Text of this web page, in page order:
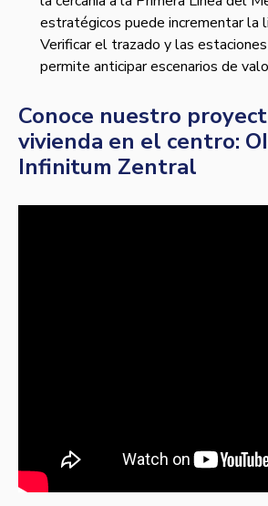
estratégicos puede incrementar la
Verificar el trazado y las
permite anticipar escenarios de
Conoce nuestro
vivienda en el centro:
Infinitum Zentral